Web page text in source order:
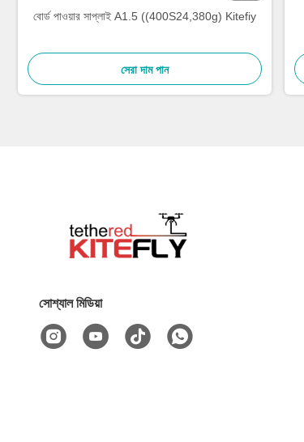
বোর্ড পাওয়ার সাপ্লাই A1.5 ((400S24,380g) Kitefiy
সেরা দাম পান
সোশ্যাল মিডিয়া